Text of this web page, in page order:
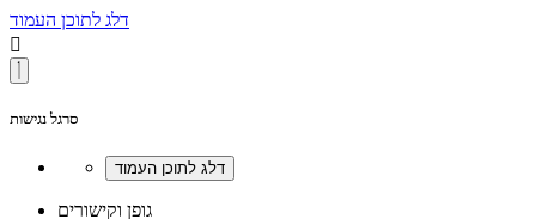
דלג לתוכן העמוד

סרגל נגישות
גופן וקישורים